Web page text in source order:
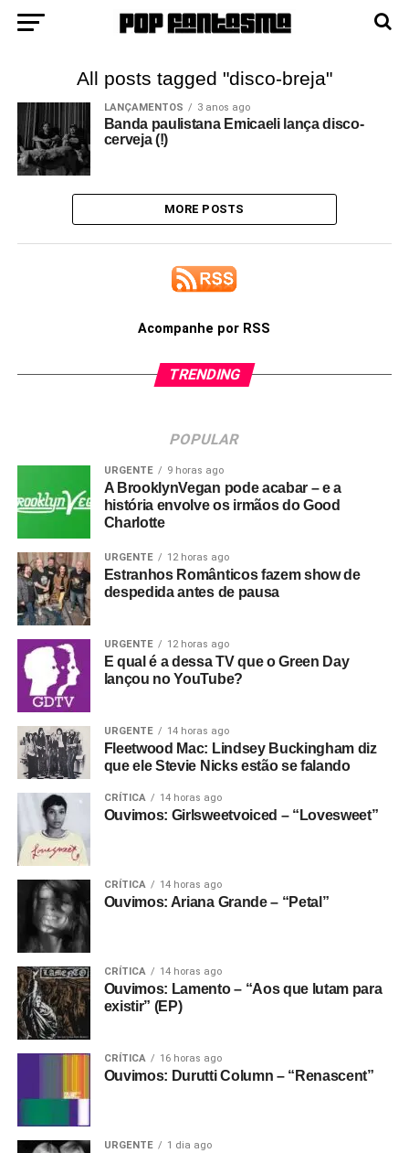
All posts tagged "disco-breja"
LANÇAMENTOS 3 anos ago
Banda paulistana Emicaeli lança disco-
cerveja (!)
MORE POSTS
Acompanhe por RSS
TRENDING
POPULAR
URGENTE 9 horas ago
A BrooklynVegan pode acabar – e a
história envolve os irmãos do Good
Charlotte
URGENTE 12 horas ago
Estranhos Românticos fazem show de
despedida antes de pausa
URGENTE 12 horas ago
E qual é a dessa TV que o Green Day
lançou no YouTube?
URGENTE 14 horas ago
Fleetwood Mac: Lindsey Buckingham diz
que ele Stevie Nicks estão se falando
CRÍTICA 14 horas ago
Ouvimos: Girlsweetvoiced – “Lovesweet”
CRÍTICA 14 horas ago
Ouvimos: Ariana Grande – “Petal”
CRÍTICA 14 horas ago
Ouvimos: Lamento – “Aos que lutam para
existir” (EP)
CRÍTICA 16 horas ago
Ouvimos: Durutti Column – “Renascent”
URGENTE 1 dia ago